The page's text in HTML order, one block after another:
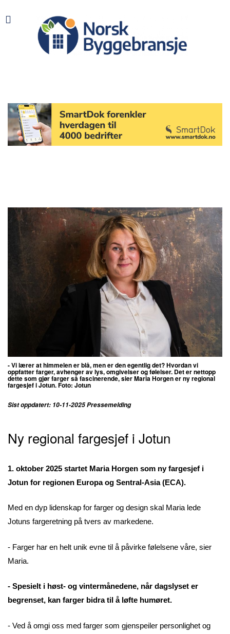
- Vi lærer at himmelen er blå, men er den egentlig det?Hvordan vi
oppfatter farger, avhenger av lys, omgivelser og følelser. Det er nettopp
dette som gjør farger så fascinerende, sierMaria Horgen er ny regional
fargesjef i Jotun. Foto: Jotun
Sist oppdatert: 10-11-2025 Pressemelding
Ny regional fargesjef i Jotun
1. oktober 2025 startet Maria Horgen som ny fargesjef i
Jotun for regionen Europa og Sentral-Asia (ECA).
Med en dyp lidenskap for farger og design skal Maria lede
Jotuns fargeretning på tvers av markedene.
- Farger har en helt unik evne til å påvirke følelsene våre, sier
Maria.
- Spesielt i høst- og vintermånedene, når dagslyset er
begrenset, kan farger bidra til å løfte humøret.
- Ved å omgi oss med farger som gjenspeiler personlighet og